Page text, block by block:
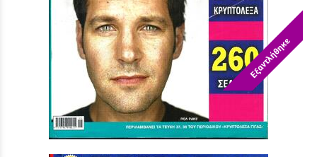
Εξαντλήθηκε
ΚΡΥΠΤΟΛΕΞΑ ΓΙΓΑΣ ΝΟ 19
Τιμή: 3,90 €